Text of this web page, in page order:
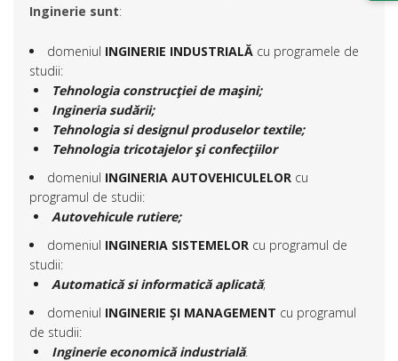
Inginerie sunt:
domeniul INGINERIE INDUSTRIALĂ cu programele de
studii:
Tehnologia construcţiei de maşini;
Ingineria sudării;
Tehnologia si designul produselor textile;
Tehnologia tricotajelor şi confecţiilor
domeniul INGINERIA AUTOVEHICULELOR cu
programul de studii:
Autovehicule rutiere;
domeniul INGINERIA SISTEMELOR cu programul de
studii:
Automatică si informatică aplicată;
domeniul INGINERIE ȘI MANAGEMENT cu programul
de studii:
Inginerie economică industrială.